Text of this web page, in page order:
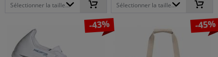
Sélectionner la taille... Sélectionner la taille...
-43% -45%